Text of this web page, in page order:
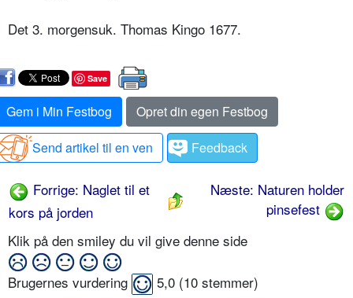
Det 3. morgensuk. Thomas Kingo 1677.
Save
Gem i Min Festbog
Opret din egen Festbog
Send artikel til en ven
Feedback
Forrige: Naglet til et
kors på jorden
Næste: Naturen holder
pinsefest
Klik på den smiley du vil give denne side
Brugernes vurdering 5,0 (10 stemmer)